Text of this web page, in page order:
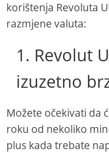
korištenja Revoluta
razmjene valuta:
1. Revolut
izuzetno
Možete očekivati ​​da
roku od nekoliko
plus kada trebate